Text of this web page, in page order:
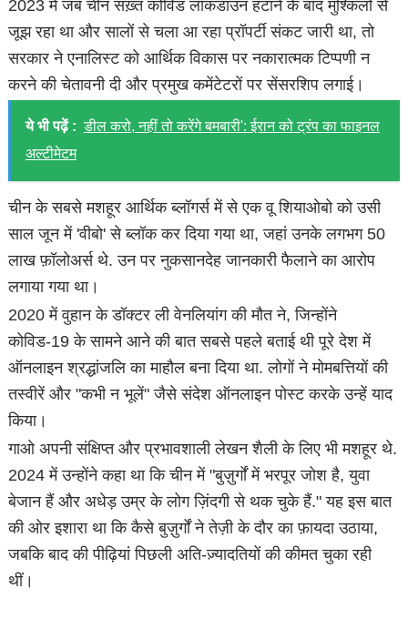
2023 में जब चीन सख़्त कोविड लॉकडाउन हटाने के बाद मुश्किलों से
जूझ रहा था और सालों से चला आ रहा प्रॉपर्टी संकट जारी था, तो
सरकार ने एनालिस्ट को आर्थिक विकास पर नकारात्मक टिप्पणी न
करने की चेतावनी दी और प्रमुख कमेंटेटरों पर सेंसरशिप लगाई।
ये भी पढ़ें : डील करो, नहीं तो करेंगे बमबारी': ईरान को ट्रंप का फाइनल
अल्टीमेटम
चीन के सबसे मशहूर आर्थिक ब्लॉगर्स में से एक वू शियाओबो को उसी
साल जून में 'वीबो' से ब्लॉक कर दिया गया था, जहां उनके लगभग 50
लाख फ़ॉलोअर्स थे. उन पर नुकसानदेह जानकारी फैलाने का आरोप
लगाया गया था।
2020 में वुहान के डॉक्टर ली वेनलियांग की मौत ने, जिन्होंने
कोविड-19 के सामने आने की बात सबसे पहले बताई थी पूरे देश में
ऑनलाइन श्रद्धांजलि का माहौल बना दिया था. लोगों ने मोमबत्तियों की
तस्वीरें और "कभी न भूलें" जैसे संदेश ऑनलाइन पोस्ट करके उन्हें याद
किया।
गाओ अपनी संक्षिप्त और प्रभावशाली लेखन शैली के लिए भी मशहूर थे.
2024 में उन्होंने कहा था कि चीन में "बुज़ुर्गों में भरपूर जोश है, युवा
बेजान हैं और अधेड़ उम्र के लोग ज़िंदगी से थक चुके हैं." यह इस बात
की ओर इशारा था कि कैसे बुज़ुर्गों ने तेज़ी के दौर का फ़ायदा उठाया,
जबकि बाद की पीढ़ियां पिछली अति-ज़्यादतियों की कीमत चुका रही
थीं।